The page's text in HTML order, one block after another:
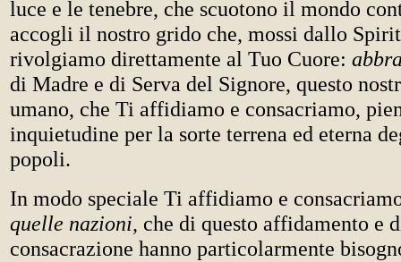
luce e le tenebre, che scuotono il mondo
accogli il nostro grido che, mossi dallo
rivolgiamo direttamente al Tuo Cuore:
di Madre e di Serva del Signore, questo
umano, che Ti affidiamo e consacriamo,
inquietudine per la sorte terrena ed eterna
popoli.
In modo speciale Ti affidiamo e
quelle nazioni, che di questo affidamento e
consacrazione hanno particolarmente